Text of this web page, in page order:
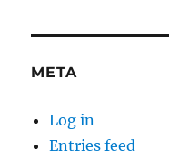
META
Log in
Entries feed